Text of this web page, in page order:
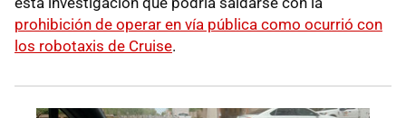
prohibición de operar en vía pública como ocurrió con
los robotaxis de Cruise.